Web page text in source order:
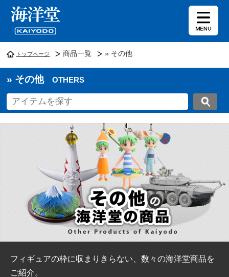
トップページ 商品一覧 » その他
» その他 OTHERS
フィギュアの枠に収まりきらない、数々の海洋堂商品を
ご紹介。